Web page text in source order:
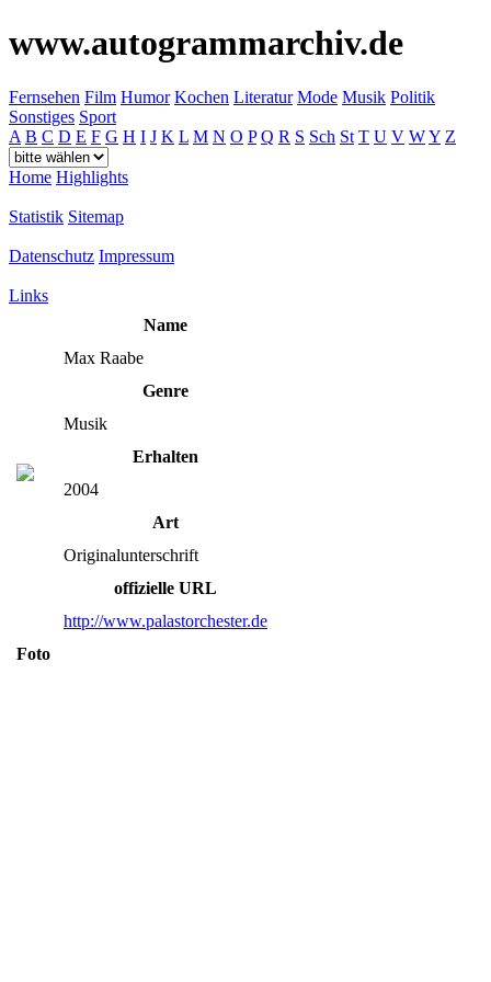
www.autogrammarchiv.de
Fernsehen Film Humor Kochen Literatur Mode Musik Politik
Sonstiges Sport
A B C D E F G H I J K L M N O P Q R S Sch St T U V WY Z
Home Highlights
Statistik Sitemap
Datenschutz Impressum
Links
Name
Max Raabe
Genre
Musik
Erhalten
2004
Art
Originalunterschrift
offizielle URL
http://www.palastorchester.de
Foto